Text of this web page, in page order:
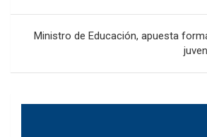
entradas
Ministro de Educación, apuesta